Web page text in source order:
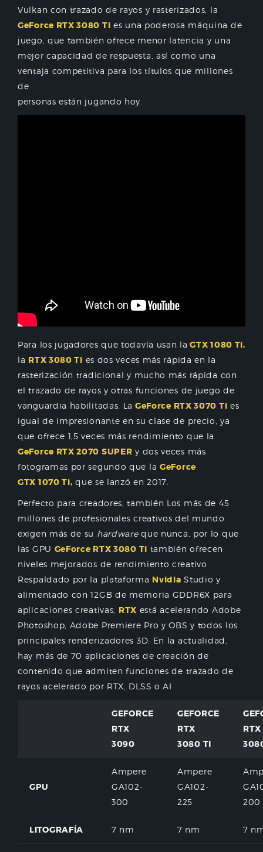
Vulkan con trazado de rayos y rasterizados, la
GeForce RTX 3080 Ti es una poderosa máquina de
juego, que también ofrece menor latencia y una
mejor capacidad de respuesta, así como una
ventaja competitiva para los títulos que millones
de
personas están jugando hoy.
Para los jugadores que todavía usan la GTX 1080 Ti,
la RTX 3080 Ti es dos veces más rápida en la
rasterización tradicional y mucho más rápida con
el trazado de rayos y otras funciones de juego de
vanguardia habilitadas. La GeForce RTX 3070 Ti es
igual de impresionante en su clase de precio, ya
que ofrece 1,5 veces más rendimiento que la
GeForce RTX 2070 SUPER y dos veces más
fotogramas por segundo que la GeForce
GTX 1070 Ti, que se lanzó en 2017.
Perfecto para creadores, también Los más de 45
millones de profesionales creativos del mundo
exigen más de su hardwareque nunca, por lo que
las GPU GeForce RTX 3080 Ti también ofrecen
niveles mejorados de rendimiento creativo.
Respaldado por la plataforma Nvidia Studio y
alimentado con 12GB de memoria GDDR6X para
aplicaciones creativas, RTX está acelerando Adobe
Photoshop, Adobe Premiere Pro y OBS y todos los
principales renderizadores 3D. En la actualidad,
hay más de 70 aplicaciones de creación de
contenido que admiten funciones de trazado de
rayos acelerado por RTX, DLSS o AI.
GEFORCE
RTX
3090
GEFORCE
RTX
3080 TI
RTX
GPU
Ampere
GA102-
300
Ampere
GA102-
225
200
LITOGRAFÍA 7 nm 7 nm 7